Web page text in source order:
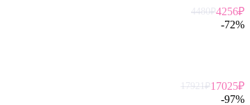
4480₽4256₽
-72%
17921₽17025₽
-97%